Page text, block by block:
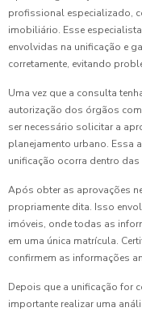
profissional especializado,
imobiliário. Esse
envolvidas na unificação e
corretamente, evitando
Uma vez que a consulta
autorização dos órgãos
ser necessário solicitar a
planejamento urbano. Essa
unificação ocorra dentro
Após obter as aprovações
propriamente dita. Isso
imóveis, onde todas as
em uma única matrícula.
confirmem as informações
Depois que a unificação for
importante realizar uma